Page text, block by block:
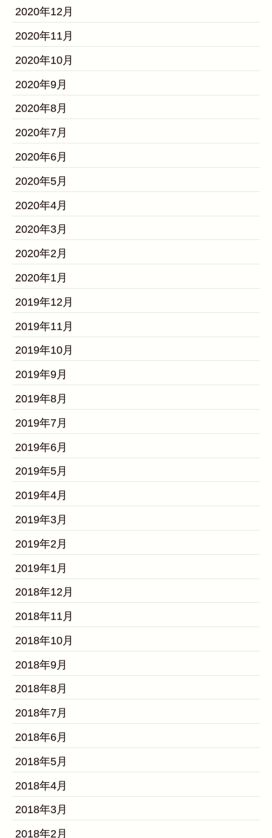
2020年12月
2020年11月
2020年10月
2020年9月
2020年8月
2020年7月
2020年6月
2020年5月
2020年4月
2020年3月
2020年2月
2020年1月
2019年12月
2019年11月
2019年10月
2019年9月
2019年8月
2019年7月
2019年6月
2019年5月
2019年4月
2019年3月
2019年2月
2019年1月
2018年12月
2018年11月
2018年10月
2018年9月
2018年8月
2018年7月
2018年6月
2018年5月
2018年4月
2018年3月
2018年2月